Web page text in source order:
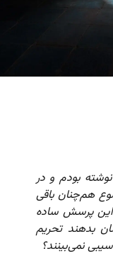
بودم و در
هم‌چنان باقی
این پرسش ساده
بدهند تحریم
نمی‌بینند؟